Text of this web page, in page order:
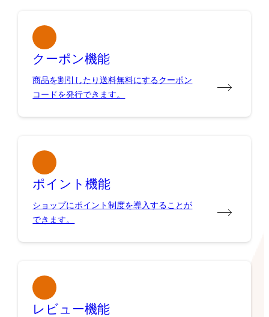
クーポン機能
商品を割引したり送料無料にするクーポン
コードを発行できます。
ポイント機能
ショップにポイント制度を導入することが
できます。
レビュー機能